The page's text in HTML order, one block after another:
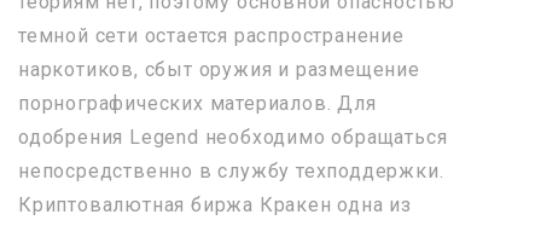
темной сети остается распространение
наркотиков, сбыт оружия и размещение
порнографических материалов. Для
одобрения Legend необходимо обращаться
непосредственно в службу техподдержки.
Криптовалютная биржа Кракен одна из